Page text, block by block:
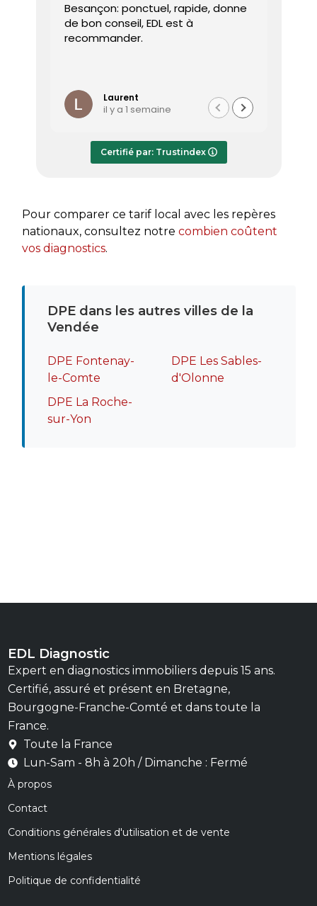
Besançon: ponctuel, rapide, donne
de bon conseil, EDL est à
recommander.
Laurent
il y a 1 semaine
Certifié par: Trustindex
Pour comparer ce tarif local avec les repères
nationaux, consultez notre combien coûtent
vos diagnostics.
DPE dans les autres villes de la
Vendée
DPE Fontenay-
le-Comte
DPE La Roche-
sur-Yon
DPE Les Sables-
d'Olonne
EDL Diagnostic
Expert en diagnostics immobiliers depuis 15 ans.
Certifié, assuré et présent en Bretagne,
Bourgogne-Franche-Comté et dans toute la
France.
Toute la France
Lun-Sam - 8h à 20h / Dimanche : Fermé
À propos
Contact
Conditions générales d'utilisation et de vente
Mentions légales
Politique de confidentialité